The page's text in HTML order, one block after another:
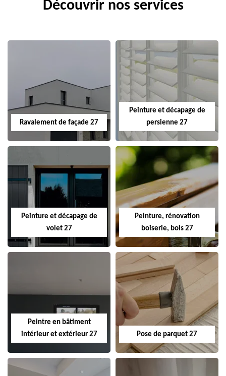
Découvrir nos services
Ravalement de façade 27
Peinture et décapage de
persienne 27
Peinture et décapage de
volet 27
Peinture, rénovation
boiserie, bois 27
Peintre en bâtiment
intérieur et extérieur 27
Pose de parquet 27